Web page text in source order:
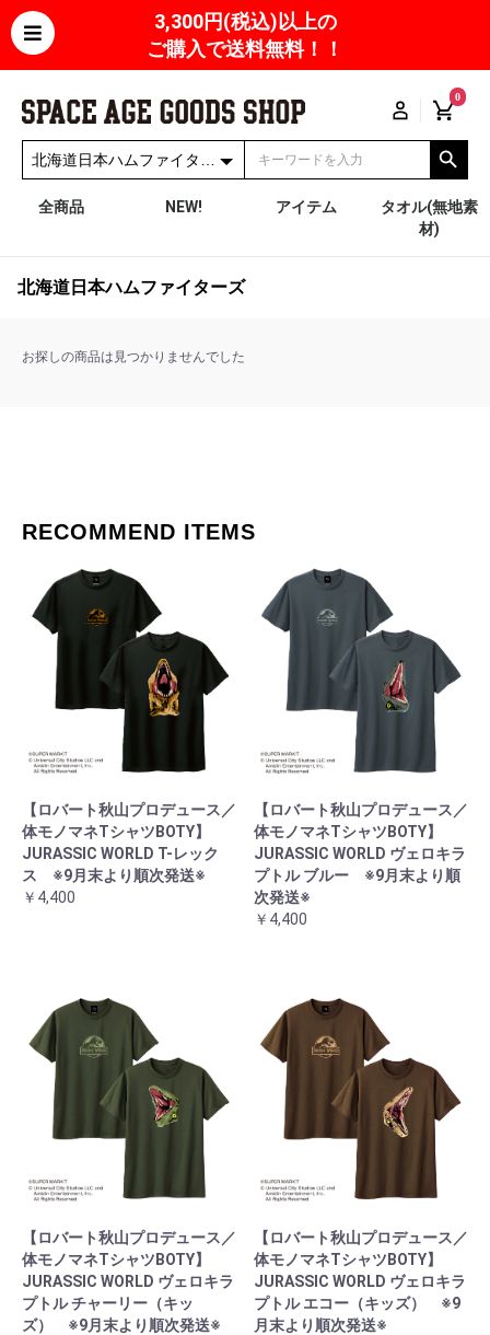
3,300円(税込)以上の
ご購入で送料無料！！
0
全商品 NEW! アイテム
タオル(無地素
材)
北海道日本ハムファイターズ
お探しの商品は見つかりませんでした
RECOMMEND ITEMS
【ロバート秋山プロデュース／
体モノマネTシャツBOTY】
JURASSIC WORLD T-レック
ス ※9月末より順次発送※
￥4,400
【ロバート秋山プロデュース／
体モノマネTシャツBOTY】
JURASSIC WORLD ヴェロキラ
プトル ブルー ※9月末より順
次発送※
￥4,400
【ロバート秋山プロデュース／
体モノマネTシャツBOTY】
JURASSIC WORLD ヴェロキラ
プトル チャーリー（キッ
ズ） ※9月末より順次発送※
【ロバート秋山プロデュース／
体モノマネTシャツBOTY】
JURASSIC WORLD ヴェロキラ
プトル エコー（キッズ） ※9
月末より順次発送※